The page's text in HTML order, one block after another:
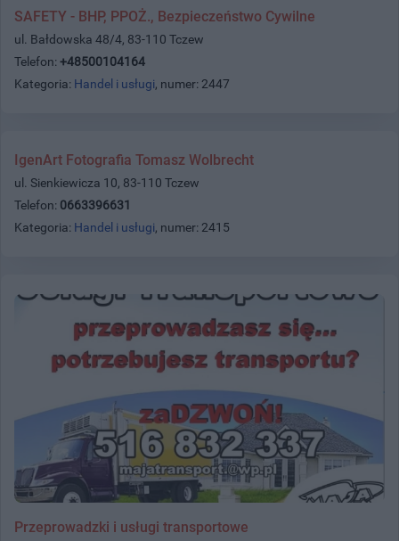
SAFETY - BHP, PPOŻ., Bezpieczeństwo Cywilne
ul. Bałdowska 48/4, 83-110 Tczew
Telefon: +48500104164
Kategoria: Handel i usługi, numer: 2447
IgenArt Fotografia Tomasz Wolbrecht
ul. Sienkiewicza 10, 83-110 Tczew
Telefon: 0663396631
Kategoria: Handel i usługi, numer: 2415
Przeprowadzki i usługi transportowe